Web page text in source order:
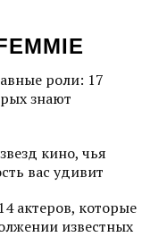
роли: 17
знают
кино, чья
вас удивит
актеров, которые
известных